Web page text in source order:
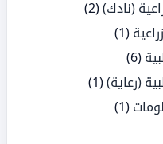
(نادك)(2)
(1)
(6)
(رعاية)(1)
(1)